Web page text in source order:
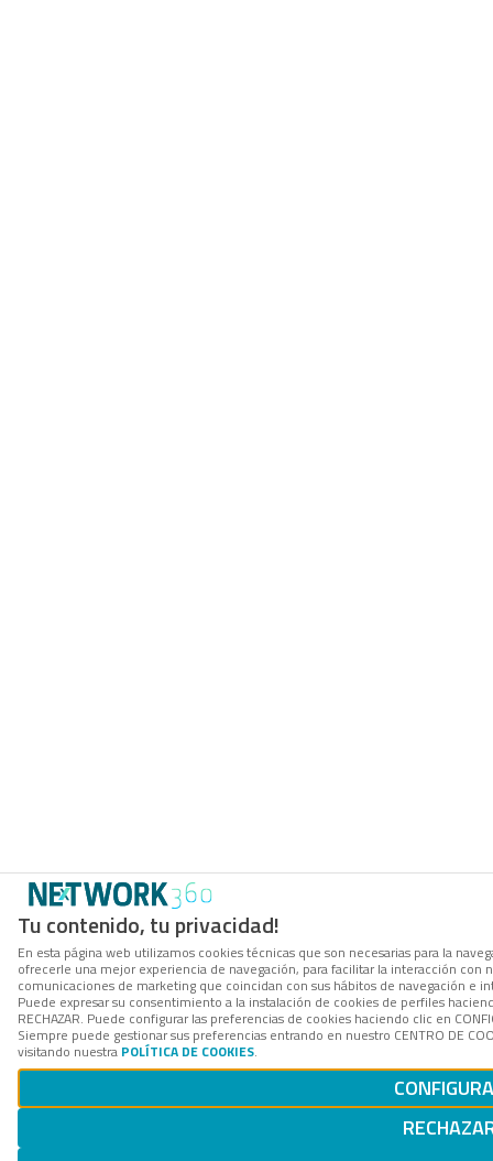
Tu contenido, tu privacidad!
En esta página web utilizamos cookies técnicas que son necesarias para la
ofrecerle una mejor experiencia de navegación, para facilitar la interacción con
comunicaciones de marketing que coincidan con sus hábitos de navegación e
Puede expresar su consentimiento a la instalación de cookies de perfiles
RECHAZAR. Puede configurar las preferencias de cookies haciendo clic en
Siempre puede gestionar sus preferencias entrando en nuestro CENTRO DE
visitando nuestra POLÍTICA DE COOKIES.